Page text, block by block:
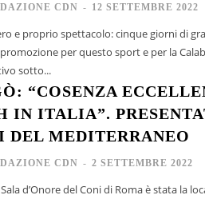
CDN - 12 SETTEMBRE 2022
e proprio spettacolo: cinque giorni di
per questo sport e per la Calabria. Si sono chiusi
sotto...
“COSENZA
IN ITALIA”.
DEL MEDITERRANEO
CDN - 2 SETTEMBRE 2022
d’Onore del Coni di Roma è stata la